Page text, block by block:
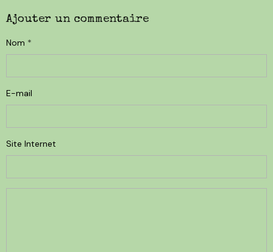
Ajouter un commentaire
Nom
E-mail
Site Internet